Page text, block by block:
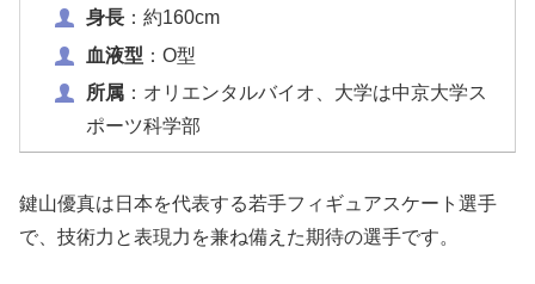
身長：約160cm
血液型 ：O型
所属：オリエンタルバイオ、大学は中京大学ス
ポーツ科学部
鍵山優真は日本を代表する若手フィギュアスケート選手
で、技術力と表現力を兼ね備えた期待の選手です。